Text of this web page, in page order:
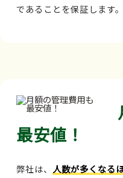
であることを保証します。
最安値！
弊社は、 人数が多くなる